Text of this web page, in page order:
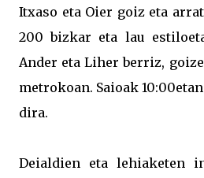
Itxaso eta Oier goiz eta
200 bizkar eta lau
Ander eta Liher berriz,
metrokoan. Saioak
dira.
Deialdien eta lehiaketen